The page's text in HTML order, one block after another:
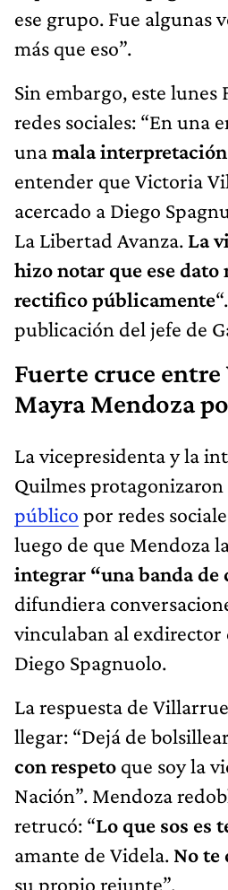
ese grupo. Fue algunas
más que eso”.
Sin embargo, este lunes
redes sociales: “En una
unamala
entender que Victoria
acercado a Diego
La Libertad Avanza. La
hizo notar que ese dato
rectifico públicamente
publicación del jefe de
Fuerte cruce
Mayra Mendoza
La vicepresidenta y la
Quilmes protagonizaron
público por redes
luego de que Mendoza
integrar “una banda de
difundiera
vinculaban al exdirector
Diego Spagnuolo.
La respuesta de
llegar: “Dejá de
con respeto que soy la
Nación”. Mendoza
retrucó: “Lo que sos es
amante de Videla. No te
su propio rejunte”.